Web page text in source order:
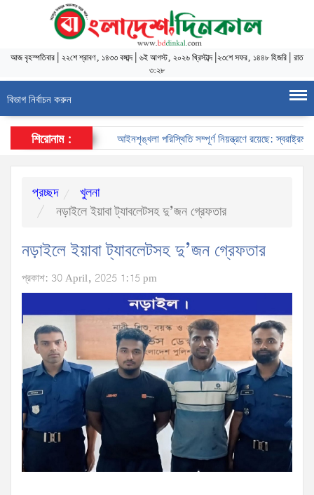
আজবৃহস্পতিবার ২২শে শ্রাবণ, ১৪৩৩ বঙ্গাব্দ| ৬ই আগস্ট, ২০২৬ খ্রিস্টাব্দ| ২৩শে সফর, ১৪৪৮ হিজরি রাত
৩:২৮
বিভাগ নির্বাচন করুন
শিরোনাম : আইনশৃঙ্খলা পরিস্থিতি সম্পূর্ণ নিয়ন্ত্রণে রয়েছে: স্বরাষ্ট্রমন্ত্রী
প্রচ্ছদ
খুলনা
নড়াইলে ইয়াবা ট্যাবলেটসহ দু’জন গ্রেফতার
নড়াইলে ইয়াবা ট্যাবলেটসহ দু’জন গ্রেফতার
প্রকাশ: 30 April, 2025 1:15 pm